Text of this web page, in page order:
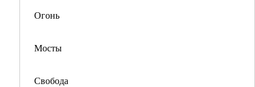
Огонь
Мосты
Свобода